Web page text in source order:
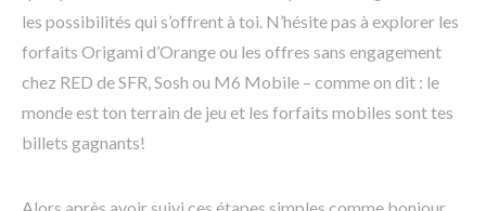
les possibilités qui s’offrent à toi. N’hésite pas à explorer les
forfaits Origami d’Orange ou les offres sans engagement
chez RED de SFR, Sosh ou M6 Mobile – comme on dit : le
monde est ton terrain de jeu et les forfaits mobiles sont tes
billets gagnants!
Alors après avoir suivi ces étapes simples comme bonjour